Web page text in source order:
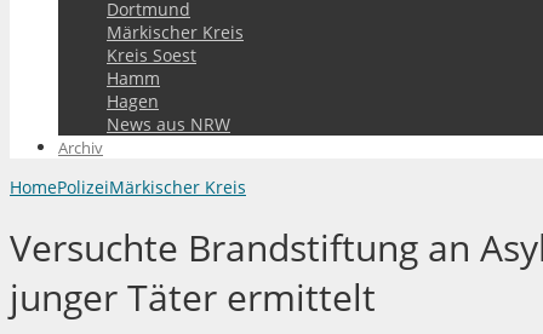
Dortmund
Märkischer Kreis
Kreis Soest
Hamm
Hagen
News aus NRW
Archiv
HomePolizeiMärkischer Kreis
Versuchte Brandstiftung an
junger Täter ermittelt